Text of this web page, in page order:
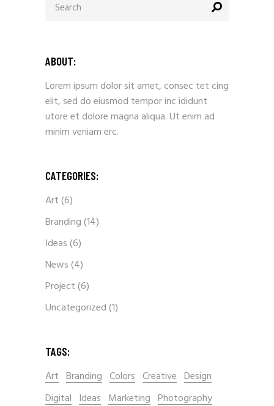
ABOUT:
Lorem ipsum dolor sit amet, consec tet cing
elit, sed do eiusmod tempor inc ididunt
utore et dolore magna aliqua. Ut enim ad
minim veniam erc.
CATEGORIES:
Art(6)
Branding(14)
Ideas(6)
News(4)
Project(6)
Uncategorized(1)
TAGS:
Art Branding Colors Creative Design
Digital Ideas Marketing Photography